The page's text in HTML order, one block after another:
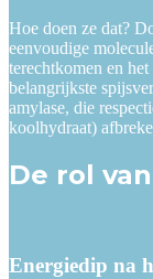
Hoe doen ze dat?
eenvoudige
terechtkomen en
belangrijkste
amylase, die
koolhydraat)
De rol van
Energiedip na